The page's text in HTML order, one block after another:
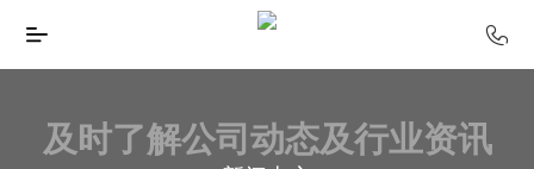
及时了解公司动态及行业资讯